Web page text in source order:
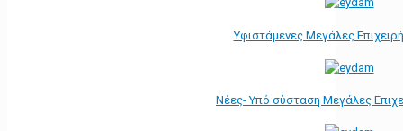
Υφιστάμενες Μεγάλες
Νέες- Υπό σύσταση Μεγάλες